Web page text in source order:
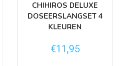
CHIHIROS DELUXE
DOSEERSLANGSET 4
KLEUREN
€11,95